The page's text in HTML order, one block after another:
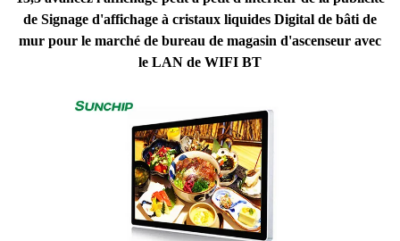
de Signage d'affichage à cristaux liquides Digital de bâti de
mur pour le marché de bureau de magasin d'ascenseur avec
le LAN de WIFI BT